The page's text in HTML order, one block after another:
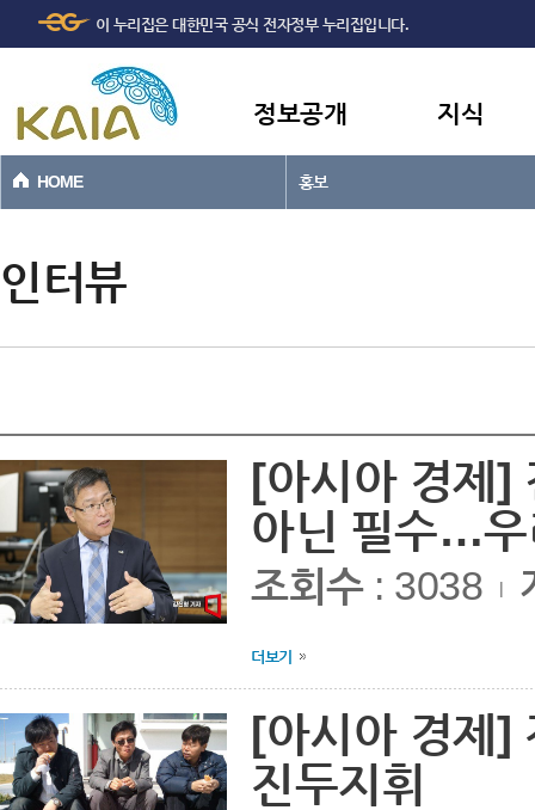
본문바로가기
이 누리집은 대한민국 공식 전자정부 누리집입니다.
정보공개 지식
HOME 홍보
인터뷰
[아시아 경제]
아닌 필수…우
조회수: 3038 |
더보기
[아시아 경제]
진두지휘